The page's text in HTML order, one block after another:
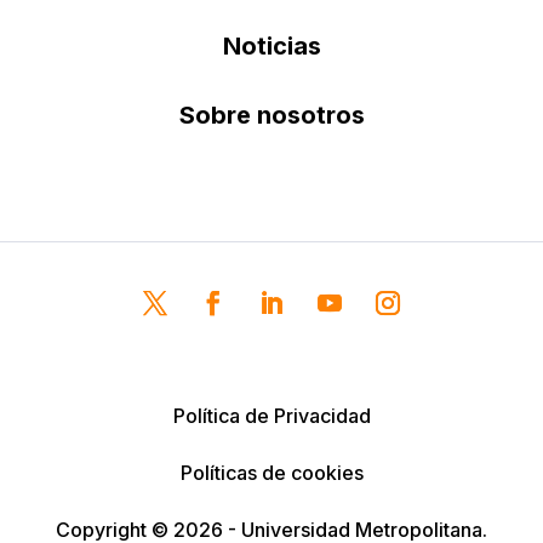
Noticias
Sobre nosotros
Política de Privacidad
Políticas de cookies
Copyright © 2026 - Universidad Metropolitana.